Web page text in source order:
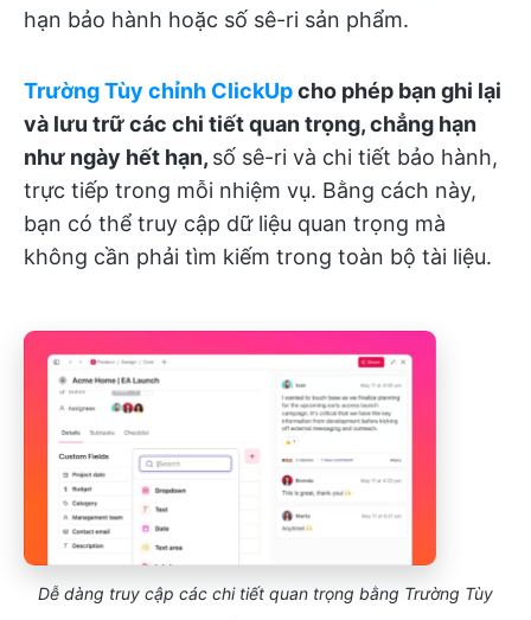
hạn bảo hành hoặc số sê-ri sản phẩm.
Trường Tùy chỉnh ClickUpcho phép bạn ghi lại
và lưu trữ các chi tiết quan trọng, chẳng hạn
như ngày hết hạn, số sê-ri và chi tiết bảo hành,
trực tiếp trong mỗi nhiệm vụ. Bằng cách này,
bạn có thể truy cập dữ liệu quan trọng mà
không cần phải tìm kiếm trong toàn bộ tài liệu.
Dễ dàng truy cập các chi tiết quan trọng bằng Trường Tùy